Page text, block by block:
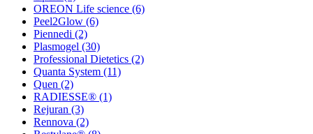
OREON Life science (6)
Peel2Glow (6)
Piennedi (2)
Plasmogel (30)
Professional Dietetics (2)
Quanta System (11)
Quen (2)
RADIESSE® (1)
Rejuran (3)
Rennova (2)